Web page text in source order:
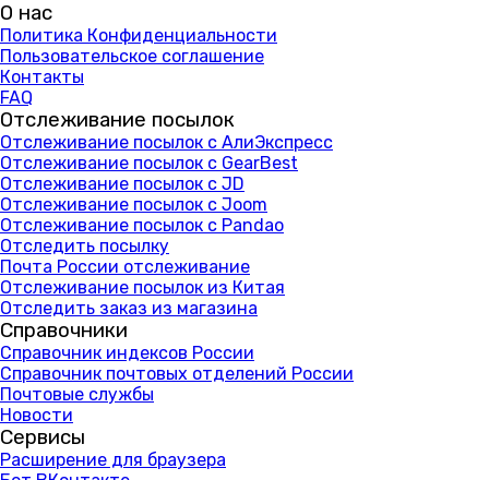
О нас
Политика Конфиденциальности
Пользовательское соглашение
Контакты
FAQ
Отслеживание посылок
Отслеживание посылок с АлиЭкспресс
Отслеживание посылок с GearBest
Отслеживание посылок с JD
Отслеживание посылок с Joom
Отслеживание посылок с Pandao
Отследить посылку
Почта России отслеживание
Отслеживание посылок из Китая
Отследить заказ из магазина
Справочники
Справочник индексов России
Справочник почтовых отделений России
Почтовые службы
Новости
Сервисы
Расширение для браузера